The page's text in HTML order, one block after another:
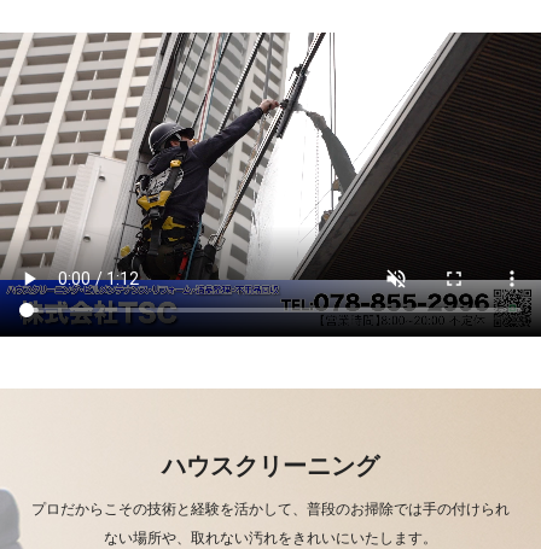
ハウスクリーニング
プロだからこその技術と経験を活かして、普段のお掃除では手の付けられ
ない場所や、取れない汚れをきれいにいたします。